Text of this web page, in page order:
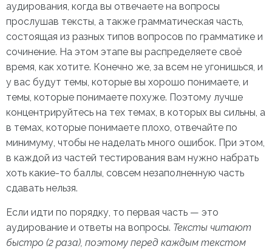
аудирования, когда вы отвечаете на вопросы
прослушав тексты, а также грамматическая часть,
состоящая из разных типов вопросов по грамматике и
сочинение. На этом этапе вы распределяете своё
время, как хотите. Конечно же, за всем не угонишься, и
у вас будут темы, которые вы хорошо понимаете, и
темы, которые понимаете похуже. Поэтому лучше
концентрируйтесь на тех темах, в которых вы сильны, а
в темах, которые понимаете плохо, отвечайте по
минимуму, чтобы не наделать много ошибок. При этом,
в каждой из частей тестирования вам нужно набрать
хоть какие-то баллы, совсем незаполненную часть
сдавать нельзя.
Если идти по порядку, то первая часть — это
аудирование и ответы на вопросы. Тексты читают
быстро (2 раза), поэтому перед каждым текстом